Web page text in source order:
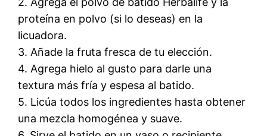
proteína en polvo (si lo deseas) en la
licuadora.
3. Añade la fruta fresca de tu elección.
4. Agrega hielo al gusto para darle una
textura más fría y espesa al batido.
5. Licúa todos los ingredientes hasta obtener
una mezcla homogénea y suave.